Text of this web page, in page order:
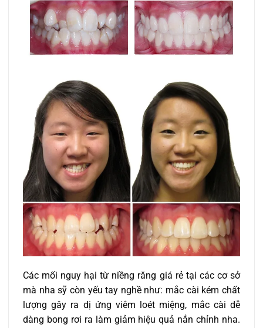
Các mối nguy hại từ niềng răng giá rẻ tại các cơ sở
mà nha sỹ còn yếu tay nghề như: mắc cài kém chất
lượng gây ra dị ứng viêm loét miệng, mắc cài dễ
dàng bong rơi ra làm giảm hiệu quả nắn chỉnh nha.